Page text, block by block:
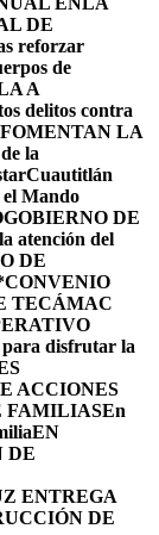
DE
reforzar
de
A
delitos contra
LA
la
Cuautitlán
el Mando
GOBIERNO DE
atención del
DE
CONVENIO
TECÁMAC
para disfrutar la
ACCIONES
FAMILIASEn
EN
DE
ENTREGA
DE